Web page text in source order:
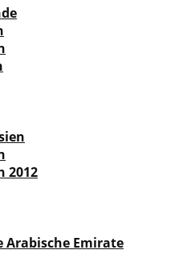
2012
Arabische Emirate